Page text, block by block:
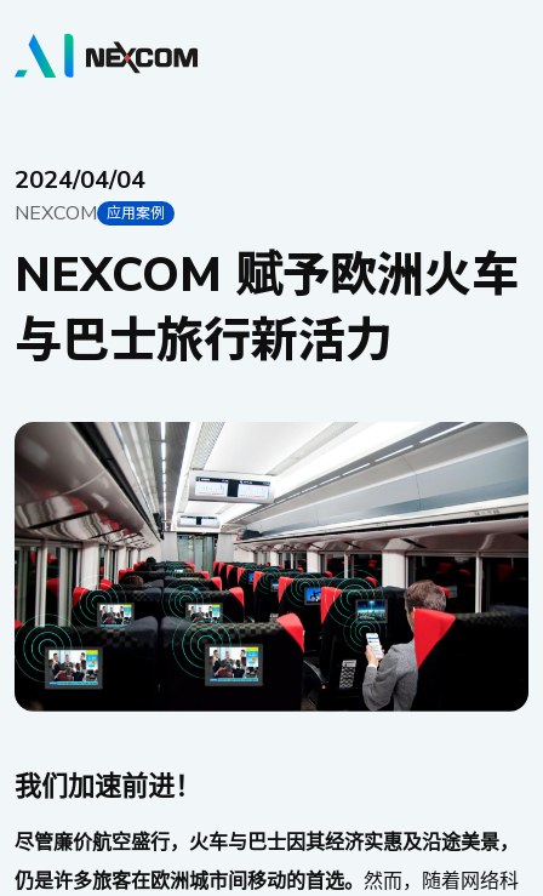
2024/04/04
NEXCOM 应用案例
NEXCOM 赋予欧洲火车
与巴士旅行新活力
我们加速前进！
尽管廉价航空盛行，火车与巴士因其经济实惠及沿途美景，
仍是许多旅客在欧洲城市间移动的首选。 然而，随着网络科